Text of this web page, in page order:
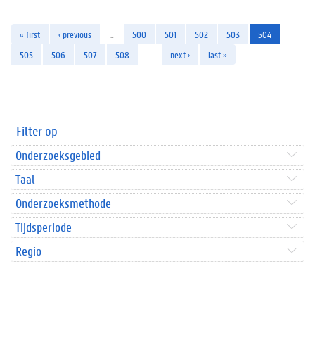
« first ‹ previous 500 501 502 503
504
505
506 507 508 next › last »
Filter op
Onderzoeksgebied
Taal
Onderzoeksmethode
Tijdsperiode
Regio